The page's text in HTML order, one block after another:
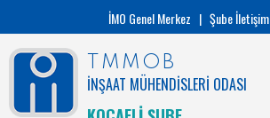
İMO Genel Merkez | Şube İletişim
TMMOB
İNŞAAT MÜHENDİSLERİ ODASI